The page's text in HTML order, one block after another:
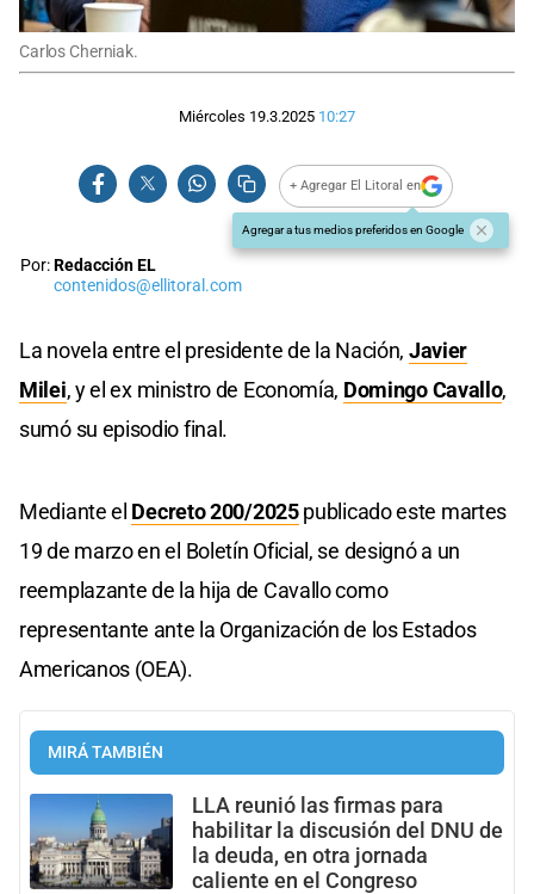
Carlos Cherniak.
Miércoles 19.3.2025 10:27
+ Agregar El Litoral en
Agregar a tus medios preferidos en Google
Por:Redacción EL
contenidos@ellitoral.com
La novela entre el presidente de la Nación, Javier
Milei, y el ex ministro de Economía, Domingo Cavallo,
sumó su episodio final.
Mediante el Decreto 200/2025publicado este martes
19 de marzo en el Boletín Oficial, se designó a un
reemplazante de la hija de Cavallo como
representante ante la Organización de los Estados
Americanos (OEA).
MIRÁ TAMBIÉN
LLA reunió las firmas para
habilitar la discusión del DNU de
la deuda, en otra jornada
caliente en el Congreso